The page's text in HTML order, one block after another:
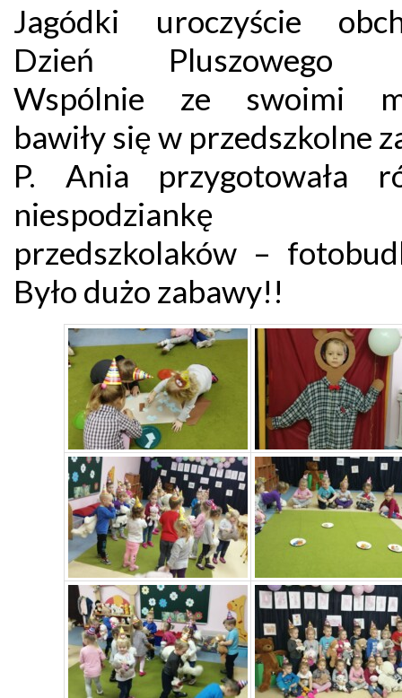
Jagódki uroczyście
Dzień Pluszowego
Wspólnie ze swoimi
bawiły się w przedszkolne
P. Ania przygotowała
przedszkolaków –
Było dużo zabawy!!